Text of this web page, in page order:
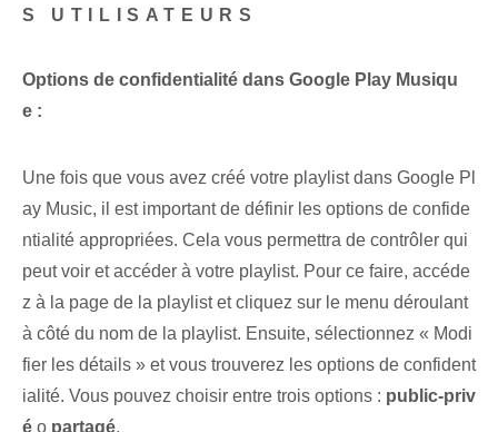
S UTILISATEURS
Options de confidentialité dans Google Play Musiqu
e :
Une fois que vous avez créé votre playlist dans Google Pl
ay Music, il est important de définir les options de confide
ntialité appropriées. Cela vous permettra de contrôler qui
peut voir et accéder à votre⁤ playlist. Pour ce faire, accéde
z à la page de la playlist et cliquez sur le menu déroulant
à côté du nom de la playlist. Ensuite, sélectionnez « Modi
fier les détails » et vous trouverez les options de confident
ialité. Vous pouvez choisir entre trois options : public-priv
é o partagé.